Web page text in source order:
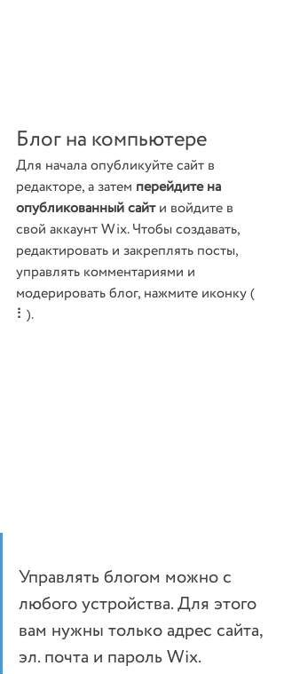
Блог на компьютере
Для начала опубликуйте сайт в
редакторе, а затем перейдите на
опубликованный сайт и войдите в
свой аккаунт Wix. Чтобы создавать,
редактировать и закреплять посты,
управлять комментариями и
модерировать блог, нажмите иконку (
⠇).
Управлять блогом можно с
любого устройства. Для этого
вам нужны только адрес сайта,
эл. почта и пароль Wix.